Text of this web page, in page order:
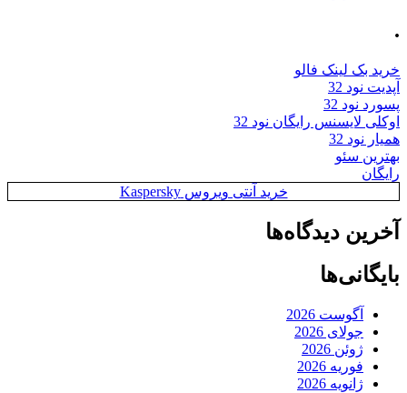
.
خرید بک لینک فالو
آپدیت نود 32
پسورد نود 32
اوکلی لایسنس رایگان نود 32
همیار نود 32
بهترین سئو
رایگان
خرید آنتی ویروس Kaspersky
آخرین دیدگاه‌ها
بایگانی‌ها
آگوست 2026
جولای 2026
ژوئن 2026
فوریه 2026
ژانویه 2026